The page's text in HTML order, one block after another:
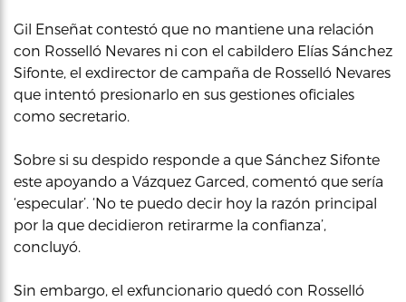
Gil Enseñat contestó que no mantiene una relación
con Rosselló Nevares ni con el cabildero Elías Sánchez
Sifonte, el exdirector de campaña de Rosselló Nevares
que intentó presionarlo en sus gestiones oficiales
como secretario.
Sobre si su despido responde a que Sánchez Sifonte
este apoyando a Vázquez Garced, comentó que sería
‘especular’. ‘No te puedo decir hoy la razón principal
por la que decidieron retirarme la confianza’,
concluyó.
Sin embargo, el exfuncionario quedó con Rosselló